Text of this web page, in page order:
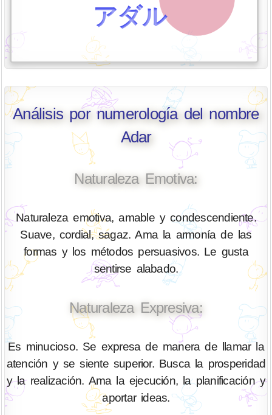
アダル
Análisis por numerología del nombre
Adar
Naturaleza Emotiva:
Naturaleza emotiva, amable y condescendiente.
Suave, cordial, sagaz. Ama la armonía de las
formas y los métodos persuasivos. Le gusta
sentirse alabado.
Naturaleza Expresiva:
Es minucioso. Se expresa de manera de llamar la
atención y se siente superior. Busca la prosperidad
y la realización. Ama la ejecución, la planificación y
aportar ideas.